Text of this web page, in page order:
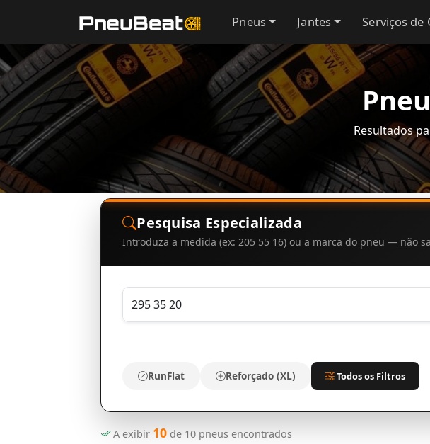
Pneus Jantes Serviços de
Resultados
Pesquisa Especializada
Introduza a medida (ex: 205 55 16) ou a marca do pneu — não
RunFlat Reforçado (XL) Todos os Filtros
A exibir 10de 10pneus encontrados